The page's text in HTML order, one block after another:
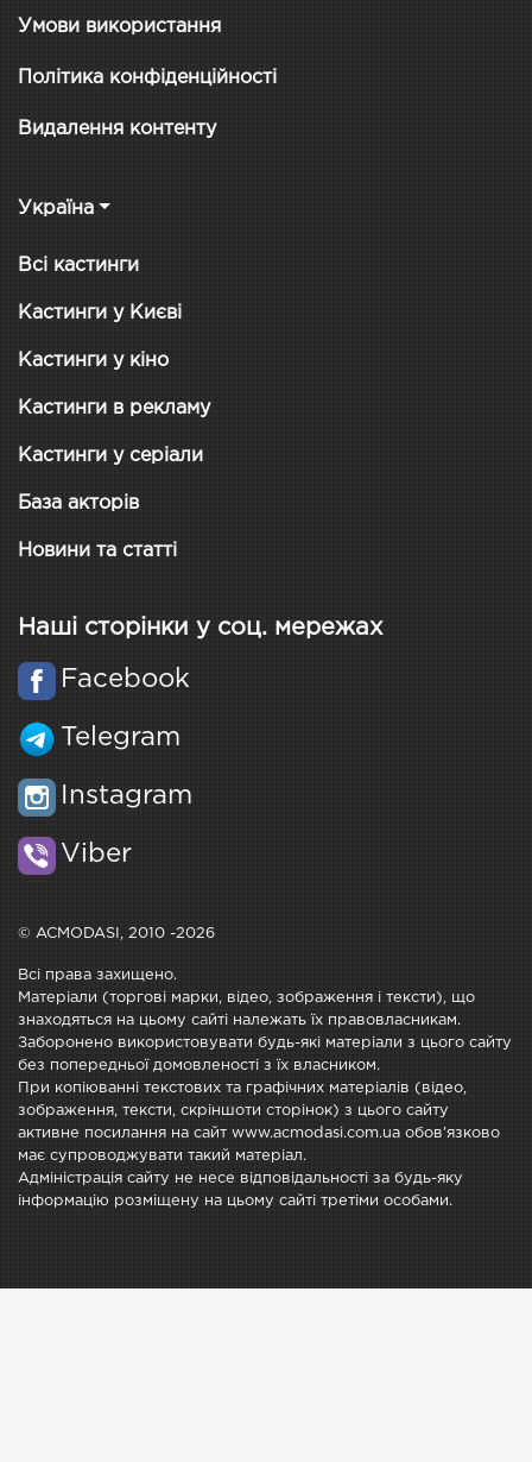
Умови використання
Політика конфіденційності
Видалення контенту
Україна
Всі кастинги
Кастинги у Києві
Кастинги у кіно
Кастинги в рекламу
Кастинги у серіали
База акторів
Новини та статті
Наші сторінки у соц. мережах
Facebook
Telegram
Instagram
Viber
© ACMODASI, 2010 -2026
Всі права захищено.
Матеріали (торгові марки, відео, зображення і тексти), що
знаходяться на цьому сайті належать їх правовласникам.
Заборонено використовувати будь-які матеріали з цього сайту
без попередньої домовленості з їх власником.
При копіюванні текстових та графічних матеріалів (відео,
зображення, тексти, скріншоти сторінок) з цього сайту
активне посилання на сайт www.acmodasi.com.ua обов'язково
має супроводжувати такий матеріал.
Адміністрація сайту не несе відповідальності за будь-яку
інформацію розміщену на цьому сайті третіми особами.